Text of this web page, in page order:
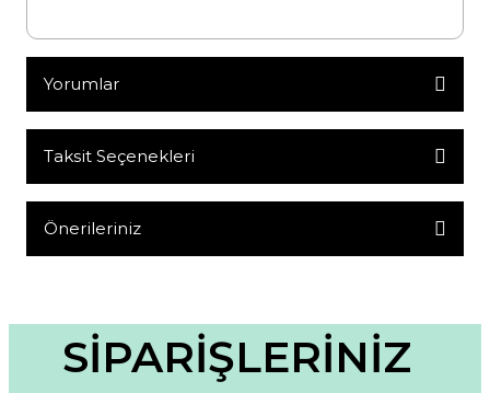
Yorumlar
Bu ürüne ilk yorumu siz yapın!
Taksit Seçenekleri
Önerileriniz
Görüş ve önerileriniz için teşekkür ederiz.
Ürün resmi kalitesiz, bozuk veya görüntülenemiyor.
SİPARİŞLERİNİZ